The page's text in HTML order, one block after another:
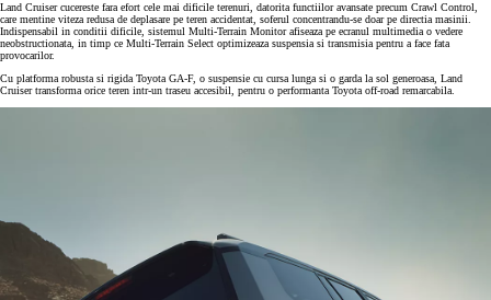
Land Cruiser cucereste fara efort cele mai dificile terenuri, datorita functiilor avansate precum Crawl Control,
care mentine viteza redusa de deplasare pe teren accidentat, soferul concentrandu-se doar pe directia masinii.
Indispensabil in conditii dificile, sistemul Multi-Terrain Monitor afiseaza pe ecranul multimedia o vedere
neobstructionata, in timp ce Multi-Terrain Select optimizeaza suspensia si transmisia pentru a face fata
provocarilor.
Cu platforma robusta si rigida Toyota GA-F, o suspensie cu cursa lunga si o garda la sol generoasa, Land
Cruiser transforma orice teren intr-un traseu accesibil, pentru o performanta Toyota off-road remarcabila.